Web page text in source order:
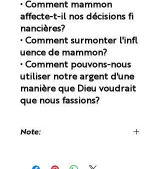
• Comment mammon
affecte-t-il nos décisions fi
nancières?
• Comment surmonter l'infl
uence de mammon?
• Comment pouvons-nous
utiliser notre argent d'une
manière que Dieu voudrait
que nous fassions?
Note: